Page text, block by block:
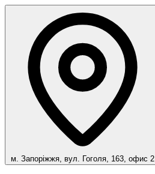
м. Запоріжжя, вул. Гоголя, 163, офис 2